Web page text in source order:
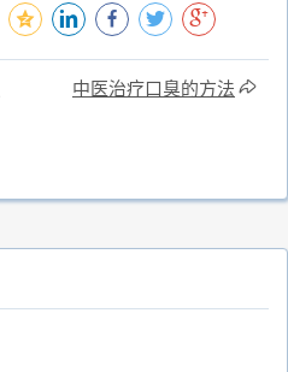
中医治疗口臭的方法